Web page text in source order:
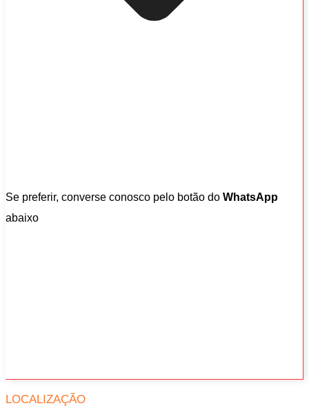
Se preferir, converse conosco pelo botão do WhatsApp
abaixo
LOCALIZAÇÃO